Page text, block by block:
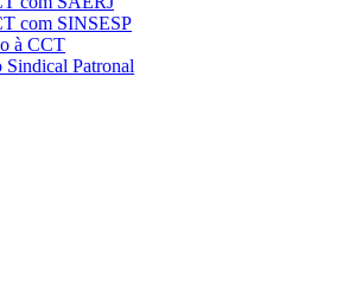
com SINSESP
à CCT
Patronal